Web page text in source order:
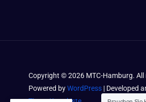
Copyright ©2026 MTC-Hamburg.
Powered byWordPress | Developed